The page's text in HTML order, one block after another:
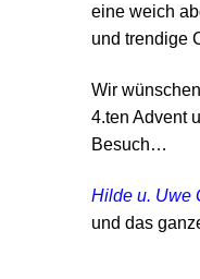
eine weich
und trendige
Wir
4.ten Advent
Besuch…
Hilde u. Uwe
und das